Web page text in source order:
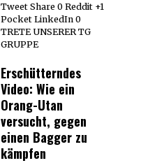
Tweet Share 0 Reddit +1
Pocket LinkedIn 0
TRETE UNSERER TG
GRUPPE
Erschütterndes
Video: Wie ein
Orang-Utan
versucht, gegen
einen Bagger zu
kämpfen